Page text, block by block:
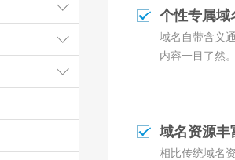
个性专属域
域名自带含义
内容一目了然
域名资源丰
相比传统域名